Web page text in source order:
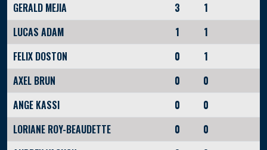
GERALD MEJIA 3
1
LUCAS ADAM
1
1
FELIX DOSTON
0
1
AXEL BRUN
0
0
ANGE KASSI
0
0
LORIANE ROY-BEAUDETTE
0
0